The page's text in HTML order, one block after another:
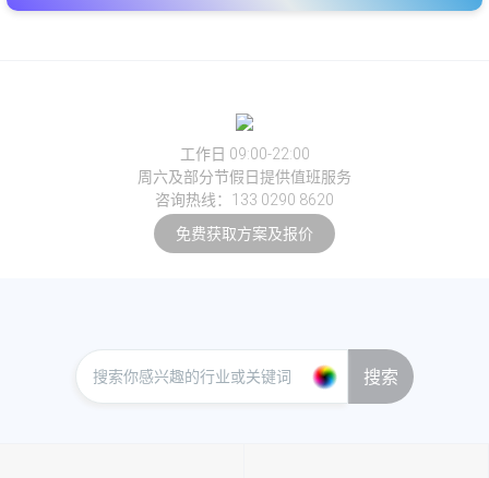
工作日 09:00-22:00
周六及部分节假日提供值班服务
咨询热线：133 0290 8620
免费获取方案及报价
搜索